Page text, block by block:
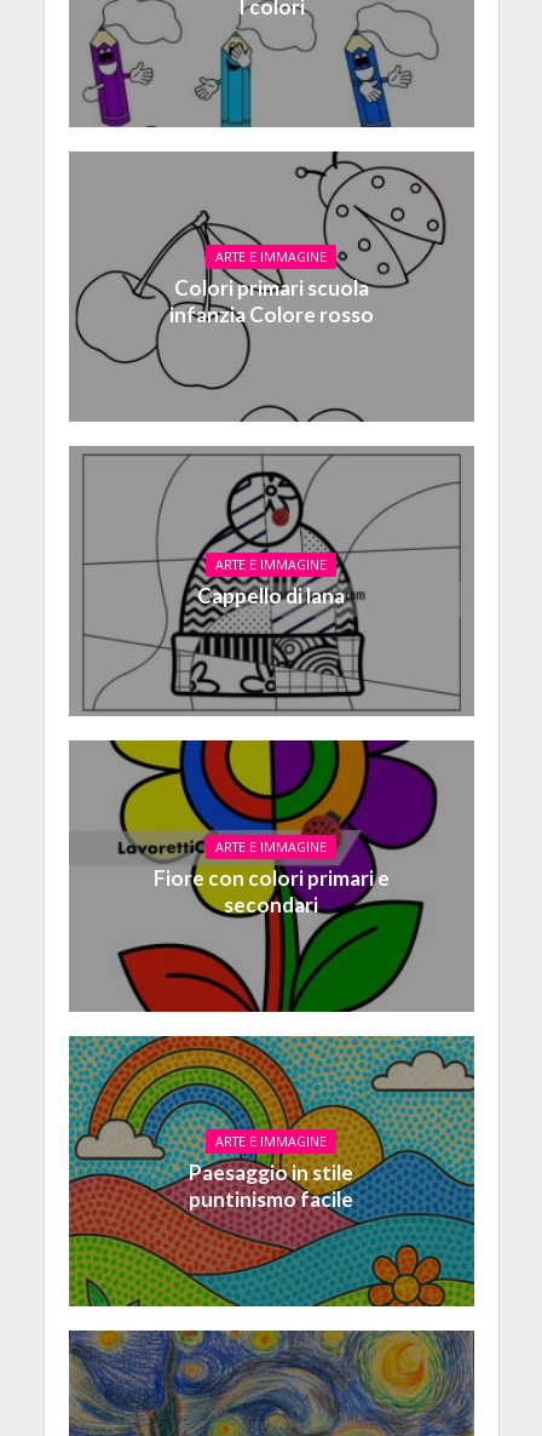
I colori
ARTE E IMMAGINE
Colori primari scuola
infanzia Colore rosso
ARTE E IMMAGINE
Cappello di lana
ARTE E IMMAGINE
Fiore con colori primari e
secondari
ARTE E IMMAGINE
Paesaggio in stile
puntinismo facile